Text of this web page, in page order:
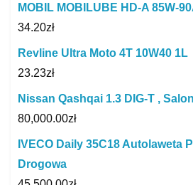
MOBIL MOBILUBE HD-A 85W-
34.20zł
Revline Ultra Moto 4T 10W40 1L
23.23zł
Nissan Qashqai 1.3 DIG-T ,
80,000.00zł
IVECO Daily 35C18 Autolaweta
Drogowa